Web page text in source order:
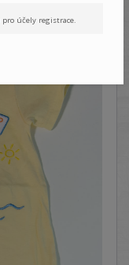
pro účely registrace.